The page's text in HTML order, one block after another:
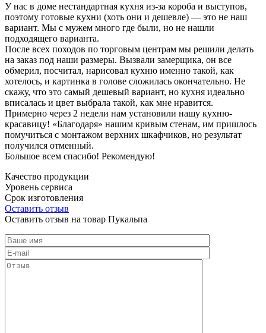
У нас в доме нестандартная кухня из-за короба и выступов,
поэтому готовые кухни (хоть они и дешевле) — это не наш
вариант. Мы с мужем много где были, но не нашли
подходящего варианта.
После всех походов по торговым центрам мы решили делать
на заказ под наши размеры. Вызвали замерщика, он все
обмерил, посчитал, нарисовал кухню именно такой, как
хотелось, и картинка в голове сложилась окончательно. Не
скажу, что это самый дешевый вариант, но кухня идеально
вписалась и цвет выбрала такой, как мне нравится.
Примерно через 2 недели нам установили нашу кухню-
красавицу! «Благодаря» нашим кривым стенам, им пришлось
помучиться с монтажом верхних шкафчиков, но результат
получился отменный.
Большое всем спасибо! Рекомендую!
Качество продукции
Уровень сервиса
Срок изготовления
Оставить отзыв
Оставить отзыв на товар Пукальпа